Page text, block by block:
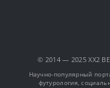
© 2014 — 2025 XX2
Научно-популярный
футурология,